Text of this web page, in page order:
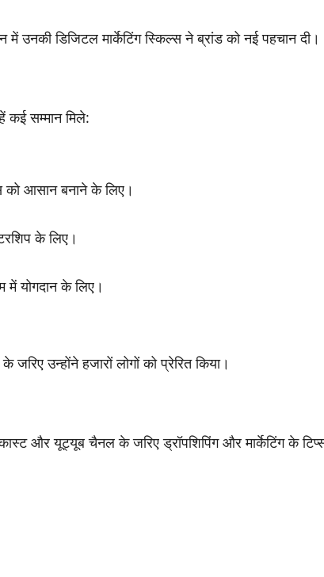
उनकी डिजिटल मार्केटिंग स्किल्स ने ब्रांड को नई पहचान दी।
कई सम्मान मिले:
को आसान बनाने के लिए।
के लिए।
में योगदान के लिए।
उन्होंने हजारों लोगों को प्रेरित किया।
और यूट्यूब चैनल के जरिए ड्रॉपशिपिंग और मार्केटिंग के